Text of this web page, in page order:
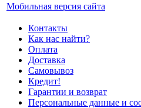
Мобильная версия сайта
Контакты
Как нас найти?
Оплата
Доставка
Самовывоз
Кредит!
Гарантии и возврат
Персональные данные и